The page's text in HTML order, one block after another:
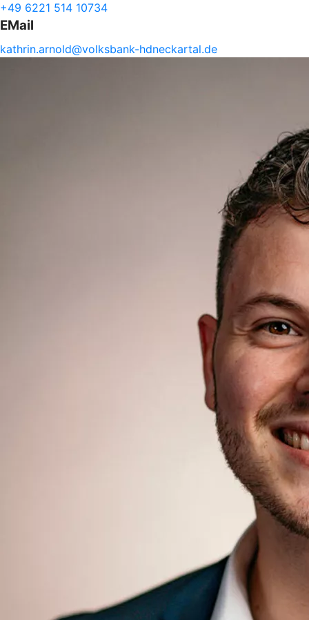
+49 6221 514 10734
EMail
kathrin.arnold@volksbank-hdneckartal.de